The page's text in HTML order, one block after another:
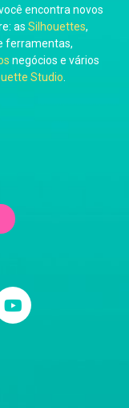
encontra novos
as Silhouettes,
ferramentas,
negócios e vários
Studio